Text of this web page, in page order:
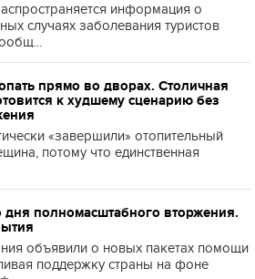
информация о
случаях заболевания туристов
прямо во дворах. Столичная
к худшему сценарию без
«завершили» отопительный
потому что единственная
дня полномасштабного вторжения.
объявили о новых пакетах помощи
поддержку страны на фоне